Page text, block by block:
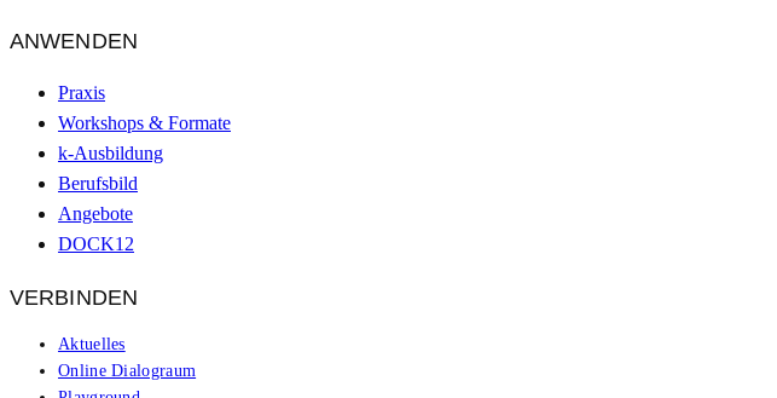
ANWENDEN
Praxis
Workshops & Formate
k-Ausbildung
Berufsbild
Angebote
DOCK12
VERBINDEN
Aktuelles
Online Dialograum